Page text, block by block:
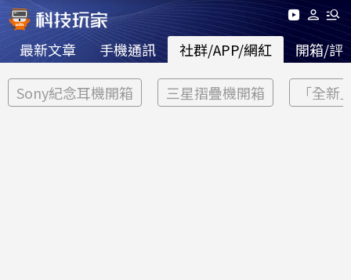
最新文章 手機通訊 社群/APP/網紅 開箱/評
Sony紀念耳機開箱 三星摺疊機開箱 「全新